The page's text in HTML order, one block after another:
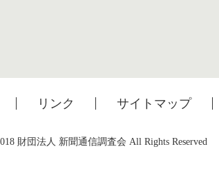
リンク サイトマップ
財団法人 新聞通信調査会 All Rights Reserved